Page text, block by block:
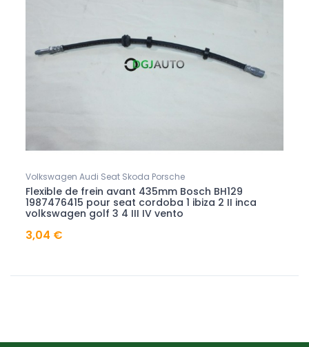
Volkswagen Audi Seat Skoda Porsche
Flexible de frein avant 435mm Bosch BH129
1987476415 pour seat cordoba 1 ibiza 2 II inca
volkswagen golf 3 4 III IV vento
3,04 €